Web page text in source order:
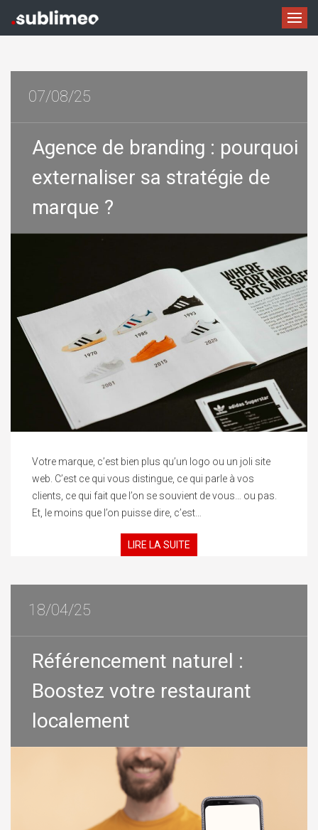
07/08/25
Agence de branding : pourquoi
externaliser sa stratégie de
marque ?
Votre marque, c’est bien plus qu’un logo ou un joli site
web. C’est ce qui vous distingue, ce qui parle à vos
clients, ce qui fait que l’on se souvient de vous… ou pas.
Et, le moins que l’on puisse dire, c’est…
LIRE LA SUITE
18/04/25
Référencement naturel :
Boostez votre restaurant
localement